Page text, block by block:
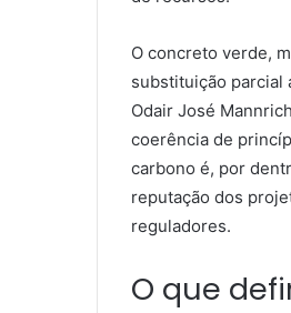
O concreto verde,
substituição parcial
Odair José
coerência de
carbono é, por
reputação dos
reguladores.
O que